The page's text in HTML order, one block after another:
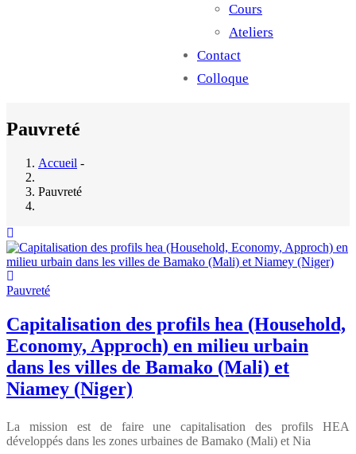
Cours
Ateliers
Contact
Colloque
Pauvreté
Accueil -
Pauvreté
Pauvreté
Capitalisation des profils hea (Household,
Economy, Approch) en milieu urbain
dans les villes de Bamako (Mali) et
Niamey (Niger)
La mission est de faire une capitalisation des profils HEA
développés dans les zones urbaines de Bamako (Mali) et Nia